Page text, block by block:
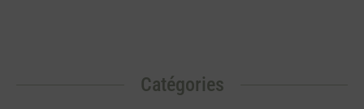
Catégories